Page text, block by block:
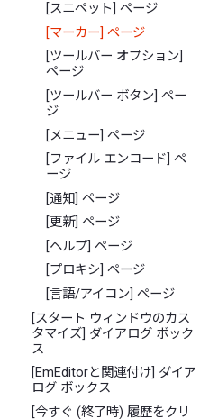
[スニペット] ページ
[マーカー] ページ
[ツールバー オプション]
ページ
[ツールバー ボタン] ペー
ジ
[メニュー] ページ
[ファイル エンコード] ペ
ージ
[通知] ページ
[更新] ページ
[ヘルプ] ページ
[プロキシ] ページ
[言語/アイコン] ページ
[スタート ウィンドウのカス
タマイズ] ダイアログ ボック
ス
[EmEditorと関連付け] ダイア
ログ ボックス
[今すぐ (終了時) 履歴をクリ